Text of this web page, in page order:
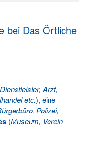
bei Das Örtliche
Arzt,
etc.), eine
Polizei,
(Museum, Verein